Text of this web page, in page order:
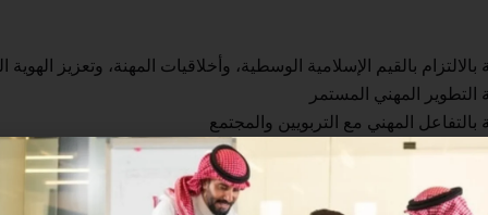
بالقيم الإسلامية الوسطية، وأخلاقيات المهنة، وتعزيز الهوية
التطوير المهني المستمر
المهني مع التربويين والمجتمع
بالمهارات اللغوية والكمية
بالمتعلم وكيفية تعلمه
المعرفة بمحتوى التخصص وطرق تدريسه